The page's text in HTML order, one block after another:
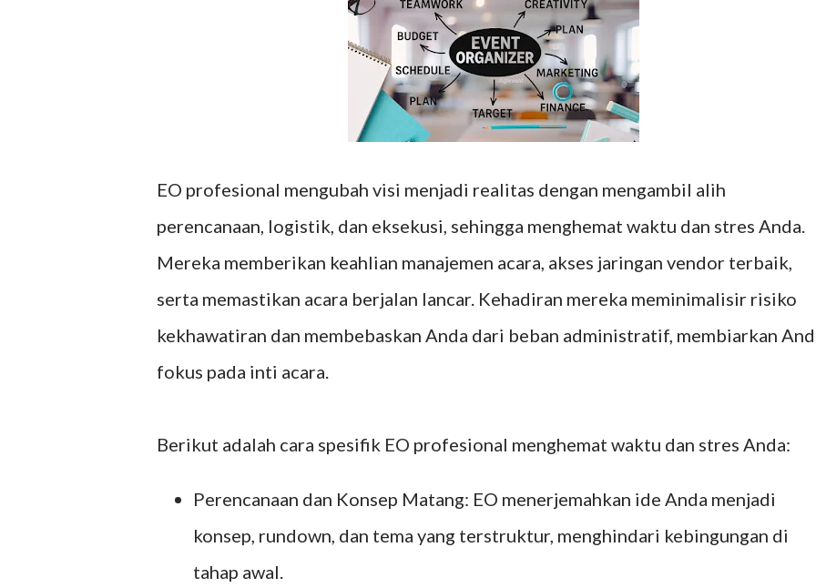
EO profesional mengubah visi menjadi realitas dengan mengambil alih
perencanaan, logistik, dan eksekusi, sehingga menghemat waktu dan stres Anda.
Mereka memberikan keahlian manajemen acara, akses jaringan vendor terbaik,
serta memastikan acara berjalan lancar. Kehadiran mereka meminimalisir risiko
kekhawatiran dan membebaskan Anda dari beban administratif, membiarkan
fokus pada inti acara.
Berikut adalah cara spesifik EO profesional menghemat waktu dan stres Anda:
Perencanaan dan Konsep Matang: EO menerjemahkan ide Anda menjadi
konsep, rundown, dan tema yang terstruktur, menghindari kebingungan di
tahap awal.